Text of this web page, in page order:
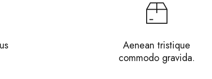
Aenean tristique
commodo gravida.